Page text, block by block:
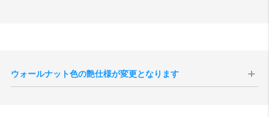
ウォールナット色の艶仕様が変更となります